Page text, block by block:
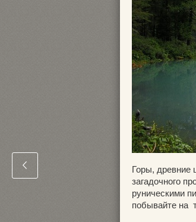
Горы, древние
загадочного
руническими
побывайте на